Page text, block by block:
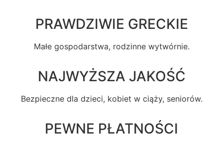
PRAWDZIWIE GRECKIE
Małe gospodarstwa, rodzinne wytwórnie.
NAJWYŻSZA JAKOŚĆ
Bezpieczne dla dzieci, kobiet w ciąży, seniorów.
PEWNE PŁATNOŚCI